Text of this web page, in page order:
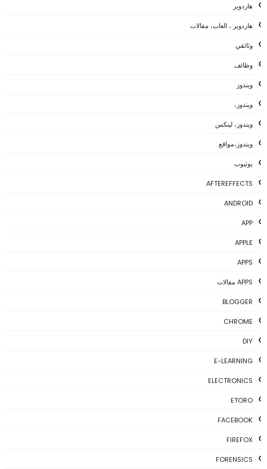
هاردوير
هاردوير ، العاب، مقالات
وثائقي
وظائف
ويندوز
ويندوز،
ويندوز، لينكس
ويندوز،مواقع
يوتيوب
AFTEREFFECTS
ANDROID
APP
APPLE
APPS
APPS مقالات
BLOGGER
CHROME
DIY
E-LEARNING
ELECTRONICS
ETORO
FACEBOOK
FIREFOX
FORENSICS